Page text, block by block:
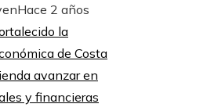
Hace 2 años